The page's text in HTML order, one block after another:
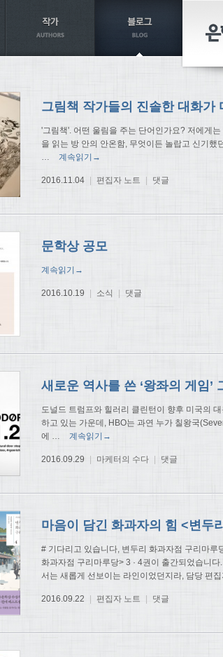
'그림책'. 어떤 울림을 주는 단어인가요? 저에게
을 읽는 방 안의 안온함, 무엇이든 놀랍고 신기했
계속읽기→
2016.11.04 편집자 노트 댓글
문학상 공모
계속읽기→
2016.10.19 소식 댓글
새로운 역사를 쓴 ‘왕좌의 게임’
도널드 트럼프와 힐러리 클린턴이 향후 미국의
하고 있는 가운데, HBO는 과연 누가 칠왕국
에
계속읽기→
2016.09.29 마케터의 수다 댓글
# 기다리고 있습니다, 변두리 화과자점 구리마루
화과자점 구리마루당> 3 · 4권이 출간되었습니
서는 새롭게 선보이는 라인이었던지라, 담당 편
2016.09.22 편집자 노트 댓글